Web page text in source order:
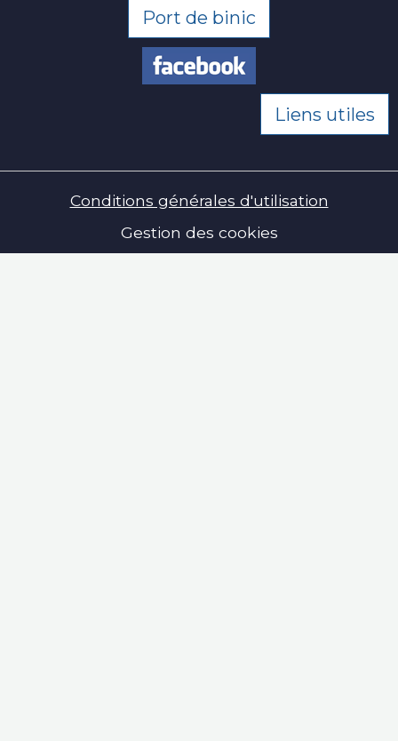
Port de binic
Liens utiles
Conditions générales d'utilisation
Gestion des cookies